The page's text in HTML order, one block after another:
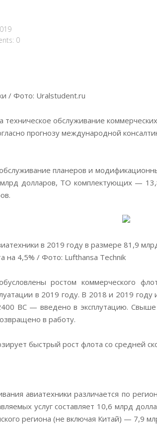
0
/ Фото: Uralstudent.ru
обслуживание
прогнозу международной
планеров и
долларов, ТО комплектующих —
в 2019 году в размере 81,9
на 4,5% / Фото: Lufthansa Technik
ростом коммерческого
в 2019 году. В 2018 и 2019
ВС — введено в эксплутацию.
в работу.
быстрый рост флота со средней
авиатехники различается по
услуг составляет 10,6 млрд
региона (не включая Китай) — 7,9